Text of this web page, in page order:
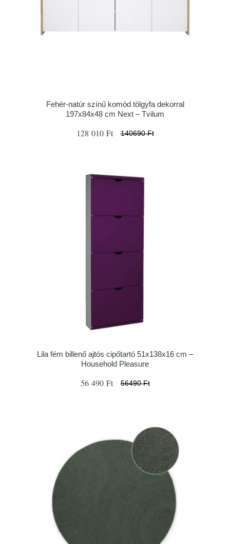
Fehér-natúr színű komód tölgyfa dekorral
197x84x48 cm Next – Tvilum
128 010 Ft 140690 Ft
Lila fém billenő ajtós cipőtartó 51x138x16 cm –
Household Pleasure
56 490 Ft 56490 Ft